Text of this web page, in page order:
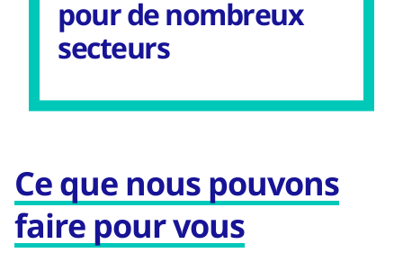
pour de nombreux
secteurs
Ce que nous pouvons
faire pour vous